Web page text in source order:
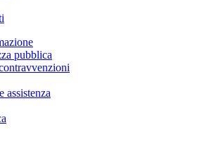
pubblica
assistenza